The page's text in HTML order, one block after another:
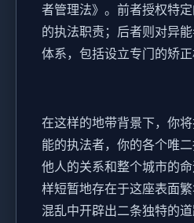
者管理法》。前者授权特
的执法职责；后者则对异
体系，包括设立专门的矫正
在这样的地带背景下，你
能的执法者，你的各个唯
他人的关系和整个城市的
样短暂地存在于这座表面
混乱中开辟出二条独特的